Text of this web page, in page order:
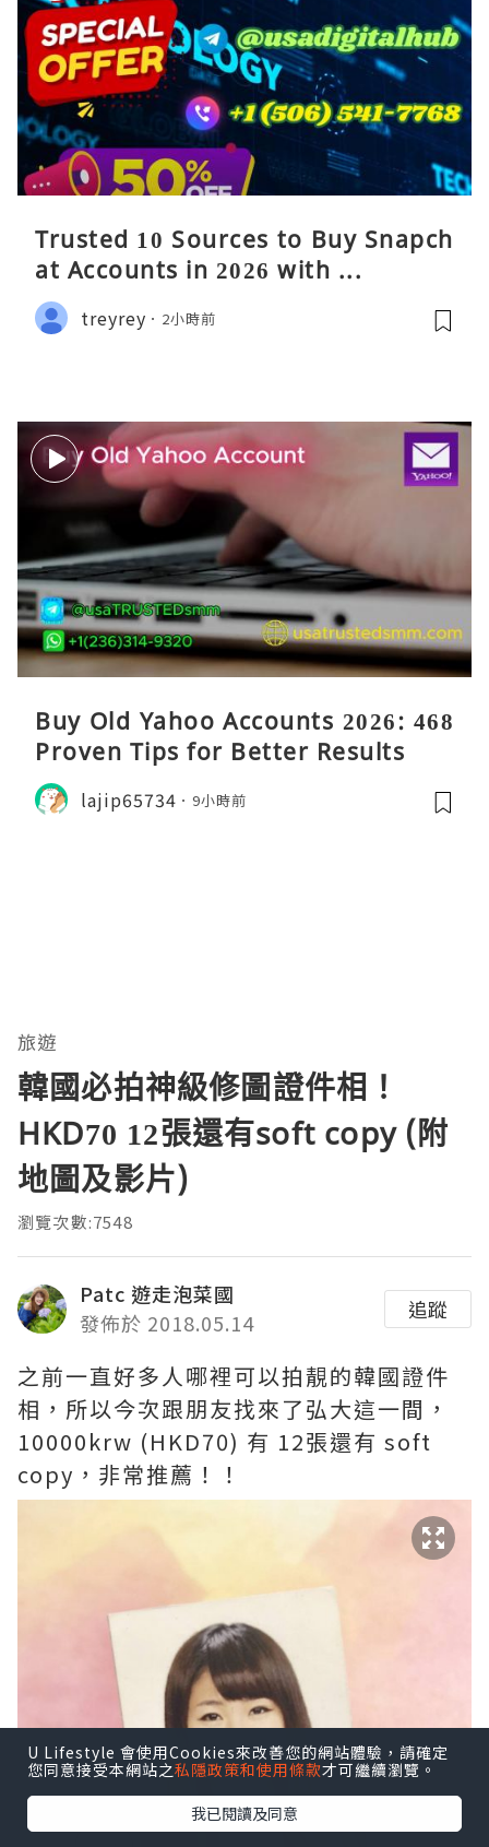
Trusted 10 Sources to Buy Snapch
at Accounts in 2026 with ...
treyrey 2小時前
Buy Old Yahoo Accounts 2026: 468
Proven Tips for Better Results
lajip65734 9小時前
旅遊
韓國必拍神級修圖證件相！
HKD70 12張還有soft copy (附
地圖及影片)
瀏覽次數:7548
Patc 遊走泡菜國
發佈於 2018.05.14
追蹤
之前一直好多人哪裡可以拍靚的韓國證件
相，所以今次跟朋友找來了弘大這一間，
10000krw (HKD70) 有 12張還有 soft
copy，非常推薦！！
U Lifestyle 會使用Cookies來改善您的網站體驗，請確定
您同意接受本網站之私隱政策和使用條款才可繼續瀏覽。
我已閱讀及同意